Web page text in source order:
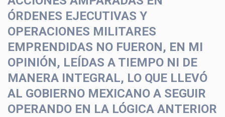
ÓRDENES EJECUTIVAS Y
OPERACIONES MILITARES
EMPRENDIDAS NO FUERON, EN MI
OPINIÓN, LEÍDAS A TIEMPO NI DE
MANERA INTEGRAL, LO QUE LLEVÓ
AL GOBIERNO MEXICANO A SEGUIR
OPERANDO EN LA LÓGICA ANTERIOR